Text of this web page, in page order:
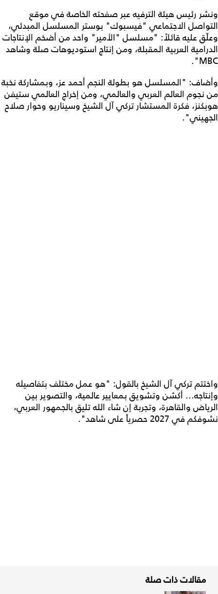
ونشر رئيس هيئة الترفيه عبر صفحته الخاصة في موقع
التواصل الاجتماعي "فيسبوك" بوستر المسلسل المبدئي،
وعلّق عليه قائلاً: "مسلسل "الأمير" واحد من أضخم الإنتاجات
الدرامية العربية المقبلة، ومن إنتاج استوديوهات صلة وشاهد
MBC".
وأضاف: "المسلسل هو بطولة النجم أحمد عز، وبمشاركة نخبة
من نجوم العالم العربي والعالمي، ومن إخراج العالمي ستيفن
هوبكنز، فكرة المستشار تركي آل الشيخ وسيناريو وحوار صلاح
الجهيني".
واختتم تركي آل الشيخ بالقول: "هو عمل مختلف بتفاصيله
وإنتاجه... أكشن وتشويق بمعايير عالمية، والتصوير بين
الرياض والقاهرة، وتجربة إن شاء الله تليق بالجمهور العربي،
نشوفكم في 2027 حصرياً على شاهد".
مقالات ذات صلة